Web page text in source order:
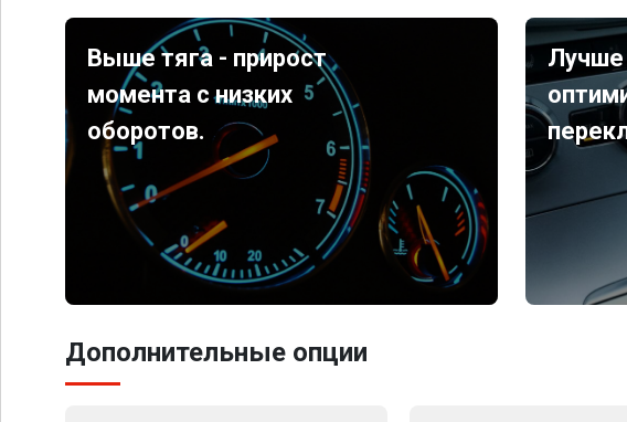
Выше тяга - прирост
момента с низких
оборотов.
Лучше
Дополнительные опции